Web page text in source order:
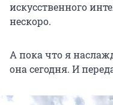
искусственного
нескоро.
А пока что я
она сегодня. И